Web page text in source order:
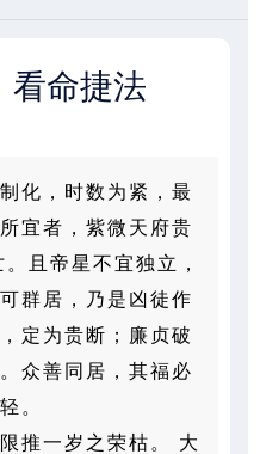
命捷法
化，时数为紧，最
宜者，紫微天府贵
。且帝星不宜独立，
群居，乃是凶徒作
定为贵断；廉贞破
众善同居，其福必
。
推一岁之荣枯。 大